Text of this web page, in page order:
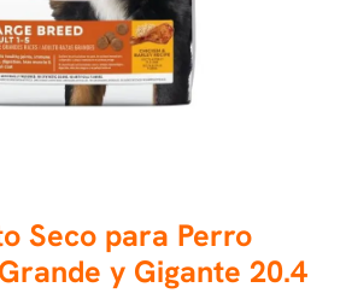
Seco para Perro
y Gigante 20.4